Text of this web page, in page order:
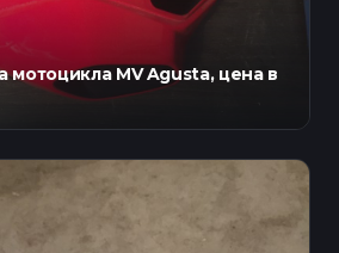
мотоцикла MV Agusta, цена в